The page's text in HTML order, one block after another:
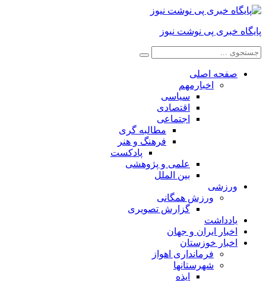
پایگاه خبری پی نوشت نیوز
صفحه اصلی
اخبارمهم
سیاسی
اقتصادی
اجتماعی
مطالبه گری
فرهنگ و هنر
پادکست
علمی و پژوهشی
بین الملل
ورزشی
ورزش همگانی
گزارش تصویری
یادداشت
اخبار ایران و جهان
اخبار خوزستان
فرمانداری اهواز
شهرستانها
ایذه